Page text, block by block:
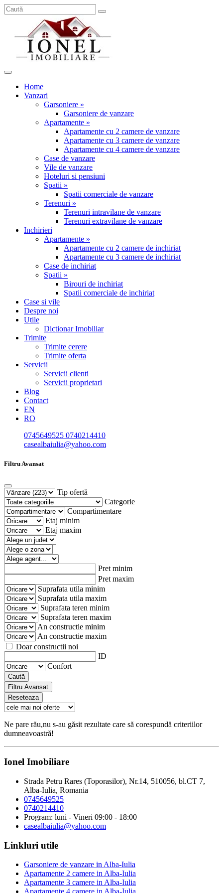
Home
Vanzari
Garsoniere »
Garsoniere de vanzare
Apartamente »
Apartamente cu 2 camere de vanzare
Apartamente cu 3 camere de vanzare
Apartamente cu 4 camere de vanzare
Case de vanzare
Vile de vanzare
Hoteluri si pensiuni
Spatii »
Spatii comerciale de vanzare
Terenuri »
Terenuri intravilane de vanzare
Terenuri extravilane de vanzare
Inchirieri
Apartamente »
Apartamente cu 2 camere de inchiriat
Apartamente cu 3 camere de inchiriat
Case de inchiriat
Spatii »
Birouri de inchiriat
Spatii comerciale de inchiriat
Case si vile
Despre noi
Utile
Dictionar Imobiliar
Trimite
Trimite cerere
Trimite oferta
Servicii
Servicii clienti
Servicii proprietari
Blog
Contact
EN
RO
0745649525 0740214410
casealbaiulia@yahoo.com
Filtru Avansat
Tip ofertă
Categorie
Compartimentare
Etaj minim
Etaj maxim
Pret minim
Pret maxim
Suprafata utila minim
Suprafata utila maxim
Suprafata teren minim
Suprafata teren maxim
An constructie minim
An constructie maxim
Doar constructii noi
ID
Confort
Caută
Filtru Avansat
Reseteaza
Ne pare rău,nu s-au găsit rezultate care să corespundă criteriilor
dumneavoastră!
Ionel Imobiliare
Strada Petru Rares (Toporasilor), Nr.14, 510056, bl.CT 7,
Alba-Iulia, Romania
0745649525
0740214410
Program: luni - Vineri 09:00 - 18:00
casealbaiulia@yahoo.com
Linkluri utile
Garsoniere de vanzare in Alba-Iulia
Apartamente 2 camere in Alba-Iulia
Apartamente 3 camere in Alba-Iulia